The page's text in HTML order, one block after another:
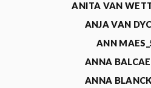
ANITA VAN
ANJA VAN
ANN
ANNA
ANNA